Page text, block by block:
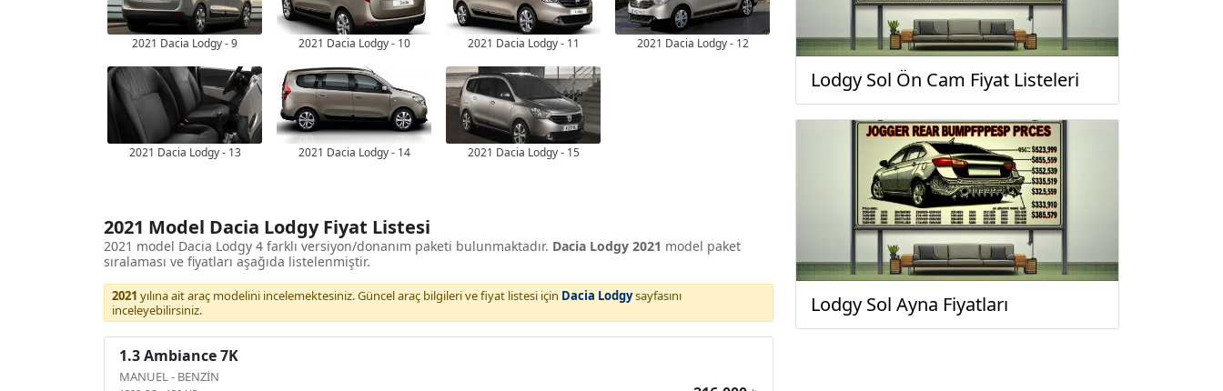
2021 Dacia Lodgy - 9 2021 Dacia Lodgy - 10 2021 Dacia Lodgy - 11 2021 Dacia Lodgy - 12
2021 Dacia Lodgy - 13 2021 Dacia Lodgy - 14 2021 Dacia Lodgy - 15
2021 Model Dacia Lodgy Fiyat Listesi
2021 model Dacia Lodgy 4 farklı versiyon/donanım paketi bulunmaktadır. Dacia Lodgy 2021 model paket
sıralaması ve fiyatları aşağıda listelenmiştir.
2021 yılına ait araç modelini incelemektesiniz. Güncel araç bilgileri ve fiyat listesi için Dacia Lodgysayfasını
inceleyebilirsiniz.
1.3 Ambiance 7K
MANUEL- BENZİN
Lodgy Sol Ön Cam Fiyat Listeleri
Lodgy Sol Ayna Fiyatları